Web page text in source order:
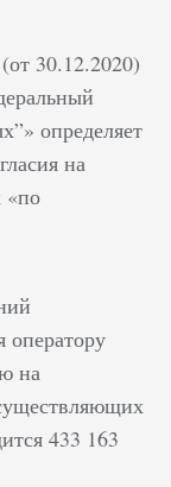
30.12.2020)
определяет
на
«по
оператору
на
433 163